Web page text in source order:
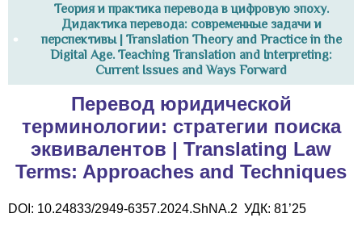
Теория и практика перевода в цифровую эпоху.
Дидактика перевода: современные задачи и
перспективы | Translation Theory and Practice in the
Digital Age. Teaching Translation and Interpreting:
Current Issues and Ways Forward
Перевод юридической
терминологии: стратегии поиска
эквивалентов | Translating Law
Terms: Approaches and Techniques
DOI: 10.24833/2949-6357.2024.ShNA.2 УДК: 81’25